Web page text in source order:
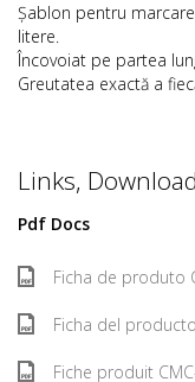
Șablon pentru
litere.
Încovoiat pe partea
Greutatea exactă a
Links,
Pdf Docs
Ficha de produto
Ficha del
Fiche produit